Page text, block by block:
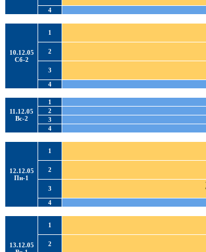
4
10.12.05
Сб-2
1
2
3
4
11.12.05
Вс-2
1
2
3
4
12.12.05
Пн-1
1
2
3
4
13.12.05
1
2